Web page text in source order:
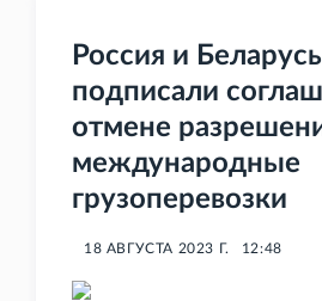
Россия и Беларусь
подписали
отмене
международные
грузоперевозки
18 АВГУСТА 2023 Г. 12:48